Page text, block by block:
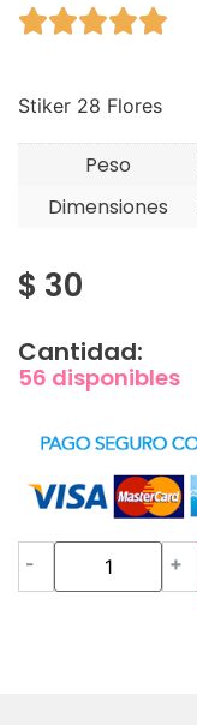

Stiker 28 Flores
Peso
Dimensiones
$ 30
Cantidad:
56 disponibles
- +